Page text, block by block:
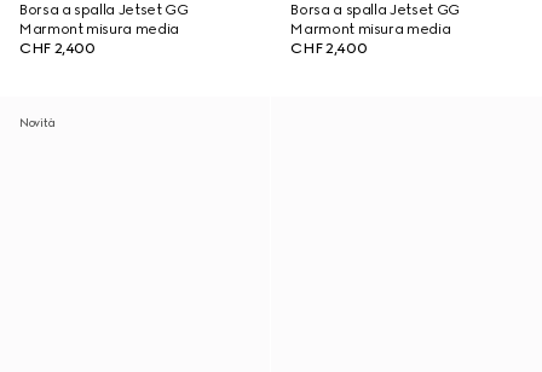
Borsa a spalla Jetset GG
Marmont misura media
CHF 2,400
Borsa a spalla Jetset GG
Marmont misura media
CHF 2,400
Novità